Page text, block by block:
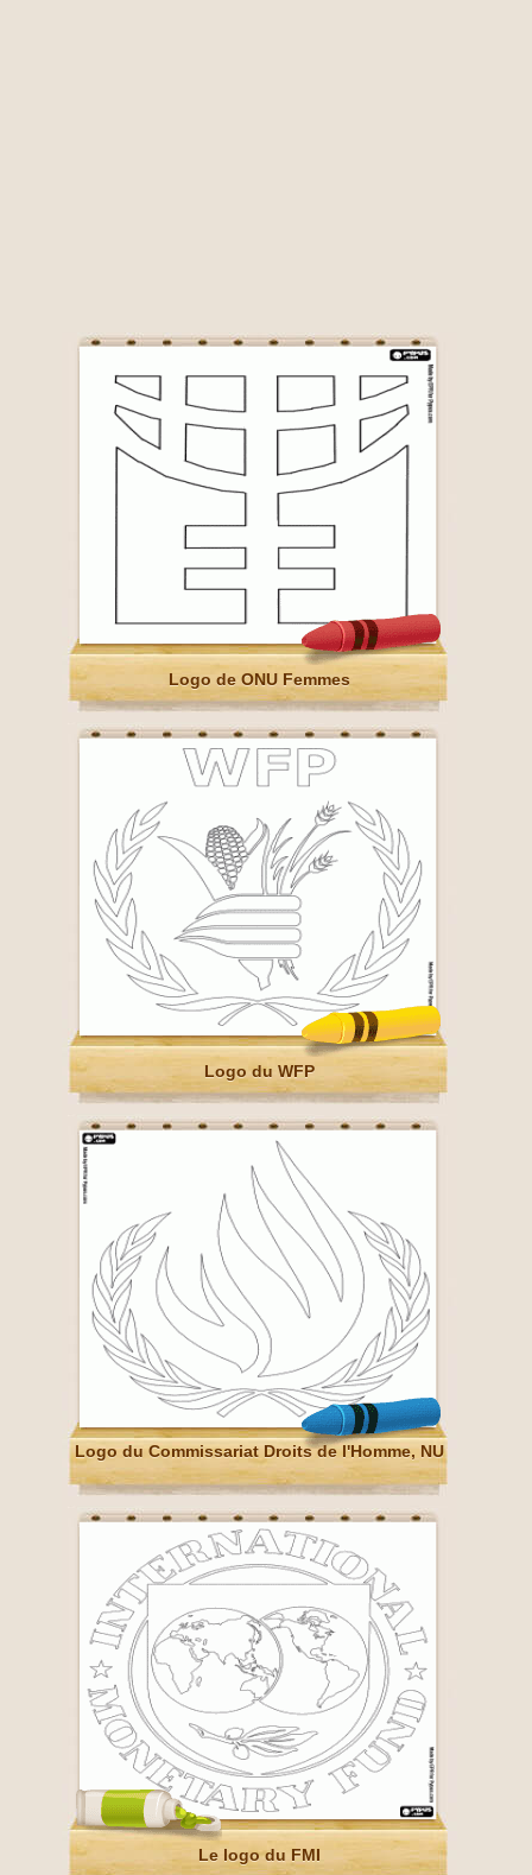
Logo de ONU Femmes
Logo du WFP
Logo du Commissariat Droits de l'Homme, NU
Le logo du FMI